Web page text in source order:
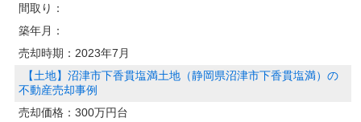
間取り：
築年月：
売却時期： 2023年7月
【土地】沼津市下香貫塩満土地（静岡県沼津市下香貫塩満）の
不動産売却事例
売却価格： 300万円台